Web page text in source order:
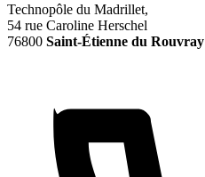
Technopôle du Madrillet,
54 rue Caroline Herschel
76800 Saint-Étienne du Rouvray